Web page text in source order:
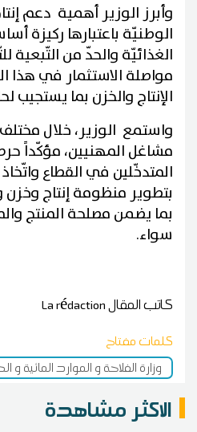
وأبرز الوزير أهمية دعم
الوطنيّة باعتبارها ركيزة
الغذائيّة والحدّ من التّبعية
مواصلة الاستثمار في هذا
الإنتاج والخزن بما يستجيب
واستمع الوزير، خلال
مشاغل المهنيين، مؤكّداً
المتدخّلين في القطاع واتّخاذ
بتطوير منظومة إنتاج وخزن
بما يضمن مصلحة المنتج
سواء.
كاتب المقالLa rédaction
كلمات مفتاح
وزارة الفلاحة و الموارد المائية
الاكثر مشاهدة